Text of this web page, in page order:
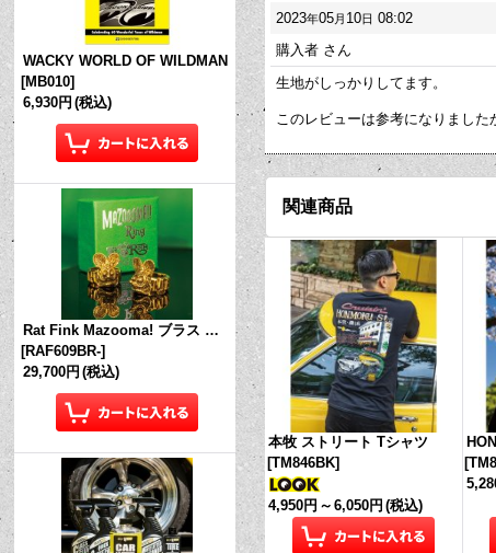
WACKY WORLD OF WILDMAN
[MB010]
6,930円 (税込)
Rat Fink Mazooma! ブラス リング
[RAF609BR-]
29,700円 (税込)
2023年05月 10日 08:02
購入者 さん
生地がしっかりしてます。
このレビューは参考になりました
関連商品
本牧 ストリート Tシャツ
[TM846BK]
4,950円 ～ 6,050円 (税込)
[